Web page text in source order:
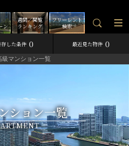
フリーレント
検索
週間／閲覧
ランキング
ン
存した条件 0 最近見た物件 0
級マンション一覧
ション一覧